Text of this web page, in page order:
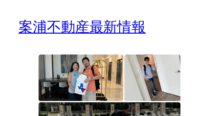
案浦不動産最新情報